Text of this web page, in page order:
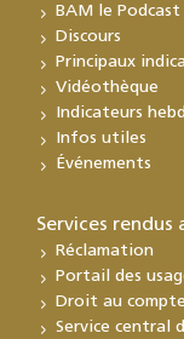
BAM le Podcast
Discours
Principaux
Vidéothèque
Indicateurs
Infos utiles
Événements
Services rendus
Réclamation
Portail des
Droit au compte
Service central